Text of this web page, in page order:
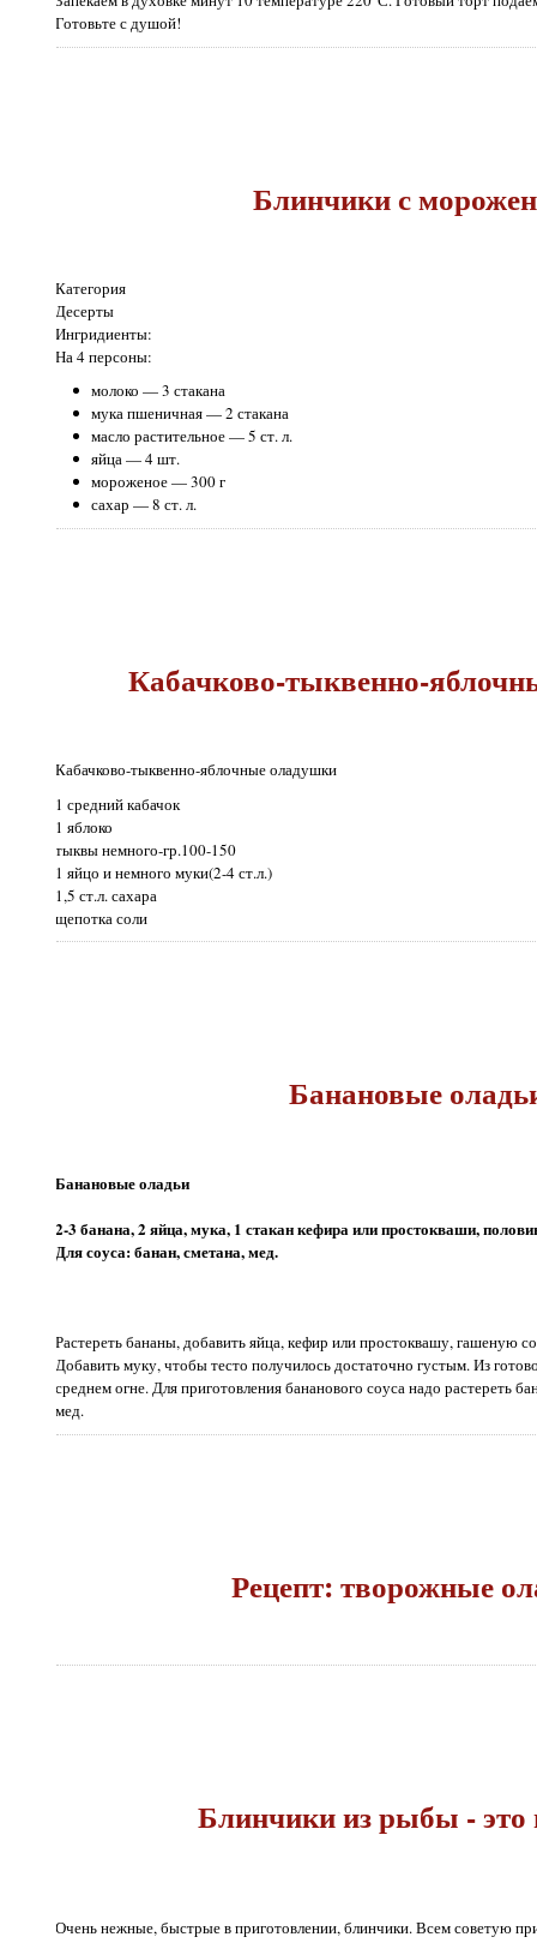
Готовьте с душой!
Блинчики с
Категория
Десерты
Ингридиенты:
На 4 персоны:
молоко — 3 стакана
мука пшеничная — 2 стакана
масло растительное — 5 ст. л.
яйца — 4 шт.
мороженое — 300 г
сахар — 8 ст. л.
Кабачково-тыквенно-
Кабачково-тыквенно-яблочные оладушки
1 средний кабачок
1 яблоко
тыквы немного-гр.100-150
1 яйцо и немного муки(2-4 ст.л.)
1,5 ст.л. сахара
щепотка соли
Банановые
Банановые оладьи
2-3 банана, 2 яйца, мука, 1 стакан кефира или простокваши,
Для соуса: банан, сметана, мед.
Растереть бананы, добавить яйца, кефир или простоквашу, гашеную
Добавить муку, чтобы тесто получилось достаточно густым. Из
среднем огне. Для приготовления бананового соуса надо растереть
мед.
Рецепт: творожные
Блинчики из рыбы - это
Очень нежные, быстрые в приготовлении, блинчики. Всем советую